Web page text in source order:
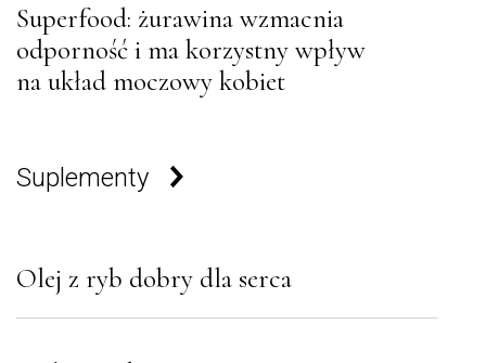
Superfood: żurawina wzmacnia
odporność i ma korzystny wpływ
na układ moczowy kobiet
Suplementy
Olej z ryb dobry dla serca